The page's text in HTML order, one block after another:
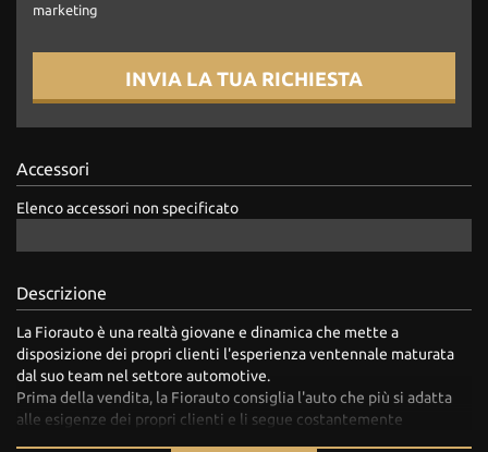
marketing
INVIA LA TUA RICHIESTA
Accessori
Elenco accessori non specificato
Descrizione
La Fiorauto è una realtà giovane e dinamica che mette a
disposizione dei propri clienti l'esperienza ventennale maturata
dal suo team nel settore automotive.
Prima della vendita, la Fiorauto consiglia l'auto che più si adatta
alle esigenze dei propri clienti e li segue costantemente